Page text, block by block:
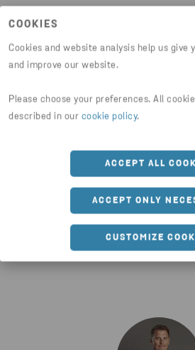
COOKIES
Cookies and website analysis help us give
and improve our website.
Please choose your preferences. All
described in our cookie policy.
ACCEPT ALL
ACCEPT ONLY
CUSTOMIZE
1. SIRKULÆRT DESIGN
materialvalg og design. Ved å ta
begynnelsen av, kan vi sammen
skape gjenvinnbare produkter.